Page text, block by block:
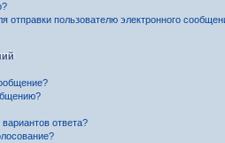
отправки пользователю электронного
ответа?